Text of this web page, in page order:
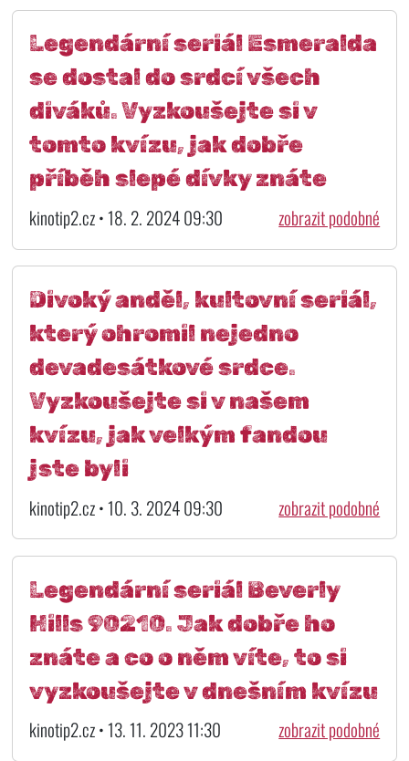
Legendární seriál Esmeralda
se dostal do srdcí všech
diváků. Vyzkoušejte si v
tomto kvízu, jak dobře
příběh slepé dívky znáte
kinotip2.cz • 18. 2. 2024 09:30 zobrazit podobné
Divoký anděl, kultovní seriál,
který ohromil nejedno
devadesátkové srdce.
Vyzkoušejte si v našem
kvízu, jak velkým fandou
jste byli
kinotip2.cz • 10. 3. 2024 09:30 zobrazit podobné
Legendární seriál Beverly
Hills 90210. Jak dobře ho
znáte a co o něm víte, to si
vyzkoušejte v dnešním kvízu
kinotip2.cz • 13. 11. 2023 11:30 zobrazit podobné